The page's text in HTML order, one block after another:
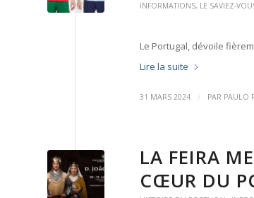
INFORMATIONS, LE SAVIEZ-
Le Portugal, dévoile
Lire la suite
31 MARS 2024 / PAR PAULO
LA FEIRA
CŒUR DU